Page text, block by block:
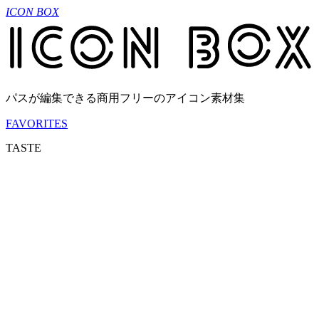
ICON BOX
パスが編集できる商用フリーのアイコン素材集
FAVORITES
TASTE